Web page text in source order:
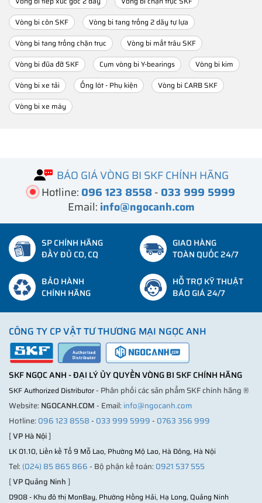
Vòng bi côn SKF
Vòng bi tang trống 2 dãy tự lựa
Vòng bi tang trống chặn trục
Vòng bi mắt trâu SKF
Vòng bi đũa đỡ SKF
Cụm vòng bi Y-bearings
Vòng bi kim
Vòng bi xe tải
Ống lót - Phụ kiện
Vòng bi CARB SKF
Vòng bi xe máy
BÁO GIÁ VÒNG BI SKF CHÍNH HÃNG
Hotline: 096 123 8558- 033 999 5999
Email: info@ngocanh.com
SP CHÍNH HÃNG
ĐẦY ĐỦ CO, CQ
GIAO HÀNG
TOÀN QUỐC 24/7
BẢO HÀNH
CHÍNH HÃNG
HỖ TRỢ KỸ THUẬT
BÁO GIÁ 24/7
CÔNG TY CP VẬT TƯ THƯƠNG MẠI NGỌC ANH
SKF NGỌC ANH - ĐẠI LÝ ỦY QUYỀN VÒNG BI SKF CHÍNH HÃNG
SKF Authorized Distributor- Phân phối các sản phẩm SKF chính hãng ®
Website: NGOCANH.COM- Email: info@ngocanh.com
Hotline: 096 123 8558- 033 999 5999- 0763 356 999
[VP Hà Nội]
LK 01.10, Liền kề Tổ 9 Mỗ Lao, Phường Mộ Lao, Hà Đông, Hà Nội
Tel: (024) 85 865 866- Bộ phận kế toán: 0921 537 555
[VP Quảng Ninh]
D908 - Khu đô thị MonBay, Phường Hồng Hải, Hạ Long, Quảng Ninh